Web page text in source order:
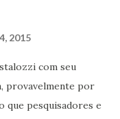
2015
com seu
provavelmente por
que pesquisadores e